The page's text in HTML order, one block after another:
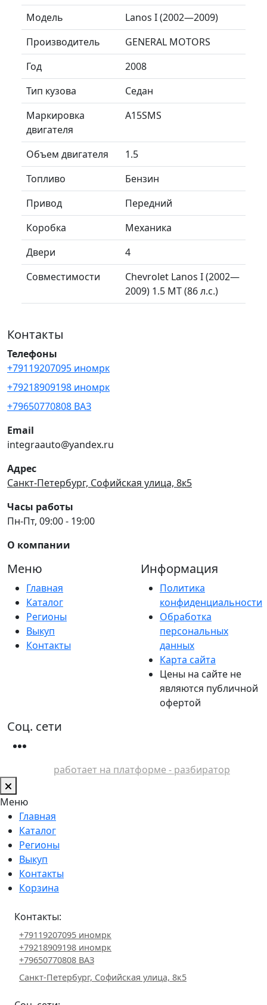
Модель
Lanos I (2002—2009)
Производитель
GENERAL MOTORS
Год
2008
Тип кузова
Седан
Маркировка
двигателя
A15SMS
Объем двигателя
1.5
Топливо
Бензин
Привод
Передний
Коробка
Механика
Двери
4
Совместимости
Chevrolet Lanos I (2002—
2009) 1.5 MT (86 л.с.)
Контакты
Телефоны
+79119207095 иномрк
+79218909198 иномрк
+79650770808 ВАЗ
Email
integraauto@yandex.ru
Адрес
Санкт-Петербург, Софийская улица, 8к5
Часы работы
Пн-Пт, 09:00 - 19:00
О компании
Меню
Главная
Каталог
Регионы
Выкуп
Контакты
Информация
Политика
конфиденциальности
Обработка
персональных
данных
Карта сайта
Цены на сайте не
являются публичной
офертой
Соц. сети
работает на платформе - разбиратор
Меню
Главная
Каталог
Регионы
Выкуп
Контакты
Корзина
Контакты:
+79119207095 иномрк
+79218909198 иномрк
+79650770808 ВАЗ
Санкт-Петербург, Софийская улица, 8к5